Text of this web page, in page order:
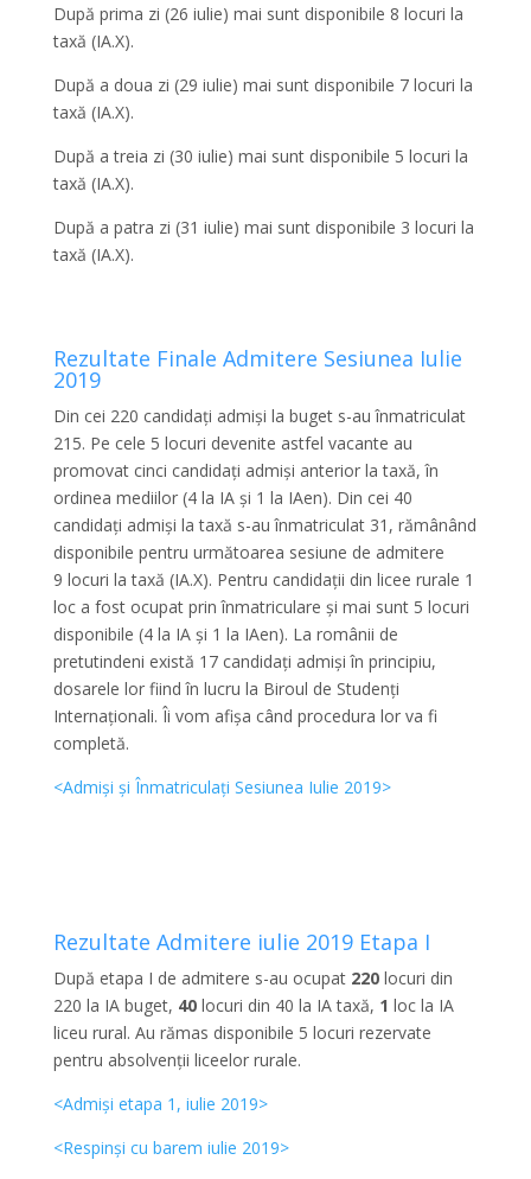
După prima zi (26 iulie) mai sunt disponibile 8 locuri la
taxă (IA.X).
După a doua zi (29 iulie) mai sunt disponibile 7 locuri la
taxă (IA.X).
După a treia zi (30 iulie) mai sunt disponibile 5 locuri la
taxă (IA.X).
După a patra zi (31 iulie) mai sunt disponibile 3 locuri la
taxă (IA.X).
Rezultate Finale Admitere Sesiunea Iulie
2019
Din cei 220 candidați admiși la buget s-au înmatriculat
215. Pe cele 5 locuri devenite astfel vacante au
promovat cinci candidați admiși anterior la taxă, în
ordinea mediilor (4 la IA și 1 la IAen). Din cei 40
candidați admiși la taxă s-au înmatriculat 31, rămânând
disponibile pentru următoarea sesiune de admitere
9 locuri la taxă (IA.X). Pentru candidații din licee rurale 1
loc a fost ocupat prin înmatriculare și mai sunt 5 locuri
disponibile (4 la IA și 1 la IAen). La românii de
pretutindeni există 17 candidați admiși în principiu,
dosarele lor fiind în lucru la Biroul de Studenți
Internaționali. Îi vom afișa când procedura lor va fi
completă.
<Admiși și Înmatriculați Sesiunea Iulie 2019>
Rezultate Admitere iulie 2019 Etapa I
După etapa I de admitere s-au ocupat 220locuri din
220 la IA buget, 40locuri din 40 la IA taxă, 1 loc la IA
liceu rural. Au rămas disponibile 5 locuri rezervate
pentru absolvenții liceelor rurale.
<Admiși etapa 1, iulie 2019>
<Respinși cu barem iulie 2019>